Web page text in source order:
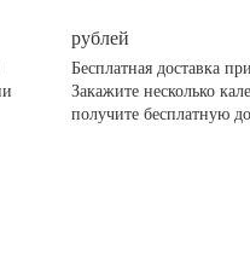
рублей
Бесплатная доставка
Закажите несколько
получите бесплатную